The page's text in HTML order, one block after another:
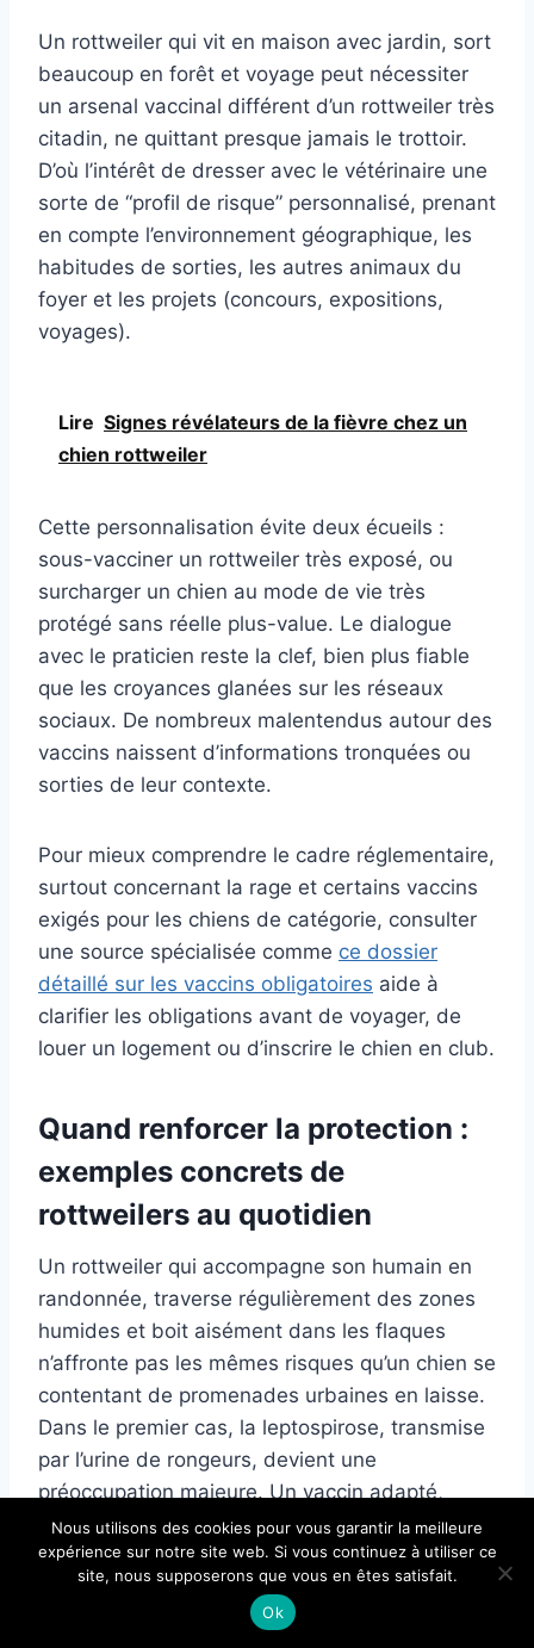
Un rottweiler qui vit en maison avec jardin, sort
beaucoup en forêt et voyage peut nécessiter
un arsenal vaccinal différent d’un rottweiler très
citadin, ne quittant presque jamais le trottoir.
D’où l’intérêt de dresser avec le vétérinaire une
sorte de “profil de risque” personnalisé, prenant
en compte l’environnement géographique, les
habitudes de sorties, les autres animaux du
foyer et les projets (concours, expositions,
voyages).
Lire Signes révélateurs de la fièvre chez un
chien rottweiler
Cette personnalisation évite deux écueils :
sous-vacciner un rottweiler très exposé, ou
surcharger un chien au mode de vie très
protégé sans réelle plus-value. Le dialogue
avec le praticien reste la clef, bien plus fiable
que les croyances glanées sur les réseaux
sociaux. De nombreux malentendus autour des
vaccins naissent d’informations tronquées ou
sorties de leur contexte.
Pour mieux comprendre le cadre réglementaire,
surtout concernant la rage et certains vaccins
exigés pour les chiens de catégorie, consulter
une source spécialisée comme ce dossier
détaillé sur les vaccins obligatoires aide à
clarifier les obligations avant de voyager, de
louer un logement ou d’inscrire le chien en club.
Quand renforcer la protection :
exemples concrets de
rottweilers au quotidien
Un rottweiler qui accompagne son humain en
randonnée, traverse régulièrement des zones
humides et boit aisément dans les flaques
n’affronte pas les mêmes risques qu’un chien se
contentant de promenades urbaines en laisse.
Dans le premier cas, la leptospirose, transmise
par l’urine de rongeurs, devient une
préoccupation majeure. Un vaccin adapté,
souvent annuel, agit comme un rempart contre
cette affection pouvant atteindre les reins et le
foie.
Nous utilisons des cookies pour vous garantir la meilleure
expérience sur notre site web. Si vous continuez à utiliser ce
site, nous supposerons que vous en êtes satisfait.
Ok